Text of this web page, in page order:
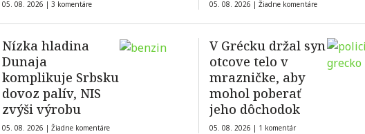
05. 08. 2026 | 3 komentáre 05. 08. 2026 | Žiadne komentáre
Nízka hladina
Dunaja
komplikuje Srbsku
dovoz palív, NIS
zvýši výrobu
05. 08. 2026 | Žiadne komentáre
V Grécku držal syn
otcove telo v
mrazničke, aby
mohol poberať
jeho dôchodok
05. 08. 2026 | 1 komentár